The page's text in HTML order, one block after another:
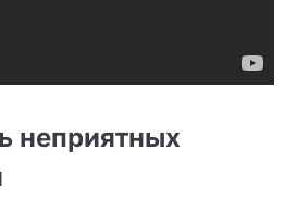
неприятных